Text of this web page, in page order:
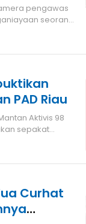
seorang
PAD Riau
Aktivis 98
sepakat
Curhat